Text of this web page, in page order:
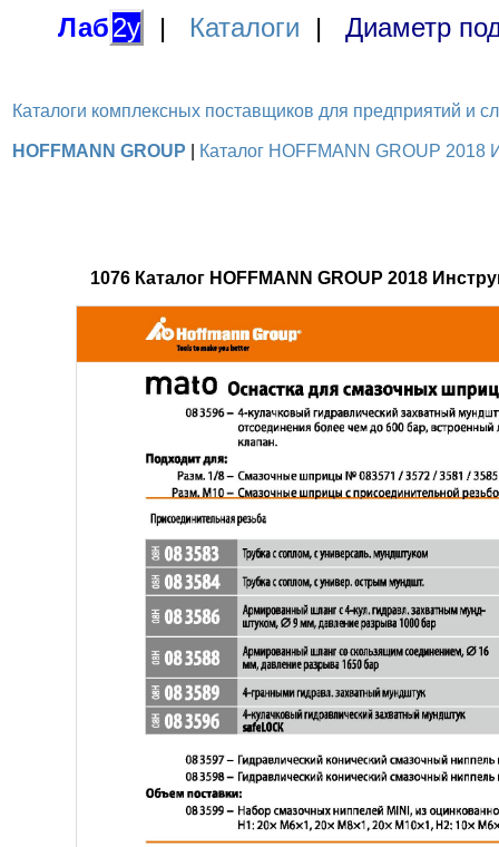
Лаб2у | Каталоги | Диаметр
Каталоги комплексных поставщиков для предприятий и
HOFFMANN GROUP Каталог HOFFMANN GROUP 2018
1076 Каталог HOFFMANN GROUP 2018